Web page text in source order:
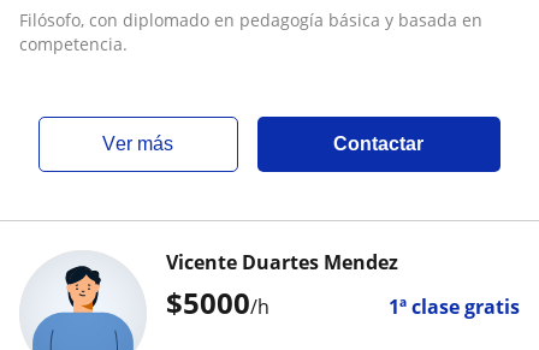
Filósofo, con diplomado en pedagogía básica y basada en
competencia.
ver más Contactar
$5000/h 1ª clase gratis
Vicente Duartes Mendez